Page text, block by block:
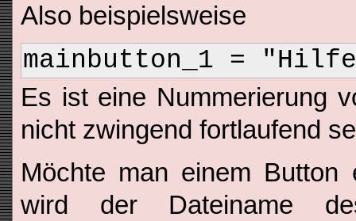
Also beispielsweise
mainbutton_1 =
Es ist eine Nummerierung
nicht zwingend fortlaufend
Möchte man einem Button
wird der Dateiname